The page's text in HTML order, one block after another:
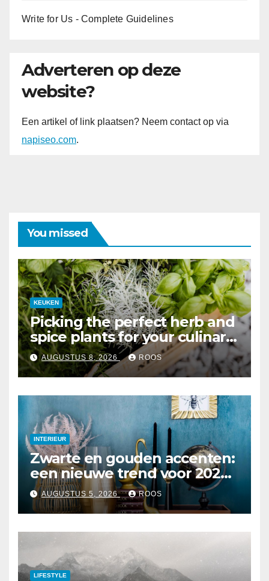
Write for Us - Complete Guidelines
Adverteren op deze
website?
Een artikel of link plaatsen? Neem contact op via
napiseo.com.
You missed
KEUKEN
Picking the perfect herb and
spice plants for your culinary
garden
AUGUSTUS 8, 2026 ROOS
INTERIEUR
Zwarte en gouden accenten:
een nieuwe trend voor 2026
interieurs
AUGUSTUS 5, 2026 ROOS
LIFESTYLE